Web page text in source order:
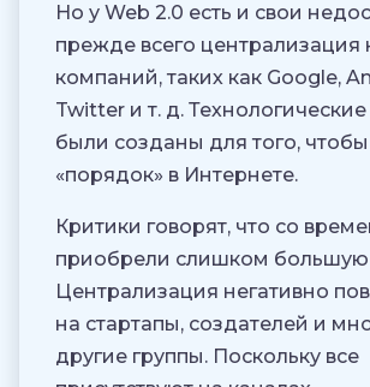
Но у Web 2.0 есть и свои
прежде всего централизация
компаний, таких как Google,
Twitter и т. д. Технологические
были созданы для того, чтобы
«порядок» в Интернете.
Критики говорят, что со
приобрели слишком большую
Централизация негативно
на стартапы, создателей и
другие группы. Поскольку все